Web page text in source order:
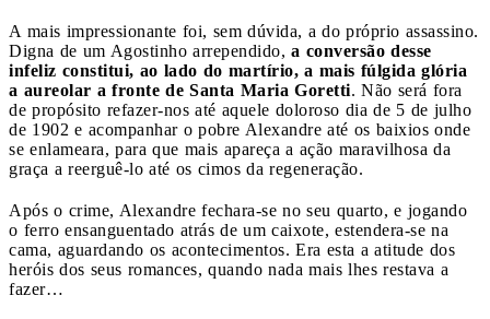
A mais impressionante foi, sem dúvida, a do pró­prio assassino.
Digna de um Agostinho arrependido, a conversão desse
infeliz constitui, ao lado do martírio, a mais fúlgida glória
a aureolar a fronte de Santa Maria Goretti. Não será fora
de propósito refazer-nos até aquele doloroso dia de 5 de julho
de 1902 e acompanhar o pobre Alexandre até os baixios onde
se enlameara, para que mais apareça a ação maravilhosa da
gra­ça a reerguê-lo até os cimos da regeneração.
Após o crime, Alexandre fechara-se no seu quarto, e jogando
o ferro ensanguentado atrás de um caixote, estendera-se na
cama, aguardando os acontecimentos. Era esta a atitude dos
heróis dos seus romances, quando nada mais lhes restava a
fazer…